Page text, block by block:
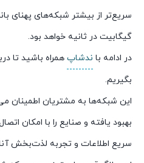
گیگابیت در ثانیه خواهد بود.
در ادامه با ندشاپ همراه باشید تا
بگیریم.
این شبکه‌ها به مشتریان اطمینان
سریع اطلاعات و تجربه لذت‌بخش